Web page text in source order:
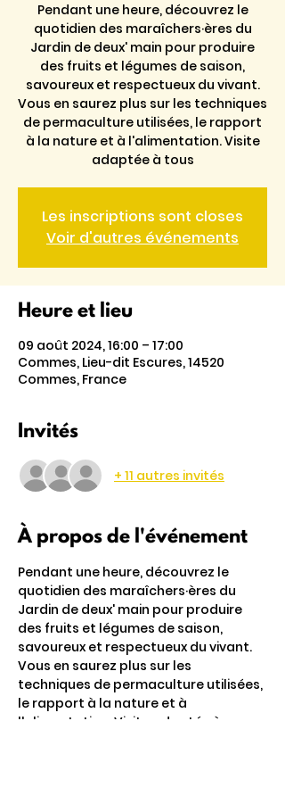
Pendant une heure, découvrez le
quotidien des maraîchers·ères du
Jardin de deux' main pour produire
des fruits et légumes de saison,
savoureux et respectueux du vivant.
Vous en saurez plus sur les techniques
de permaculture utilisées, le rapport
à la nature et à l'alimentation. Visite
adaptée à tous
Les inscriptions sont closes
Voir d'autres événements
Heure et lieu
09 août 2024, 16:00 – 17:00
Commes, Lieu-dit Escures, 14520
Commes, France
Invités
+ 11 autres invités
À propos de l'événement
Pendant une heure, découvrez le
quotidien des maraîchers·ères du
Jardin de deux' main pour produire
des fruits et légumes de saison,
savoureux et respectueux du vivant.
Vous en saurez plus sur les
techniques de permaculture utilisées,
le rapport à la nature et à
l'alimentation. Visite adaptée à